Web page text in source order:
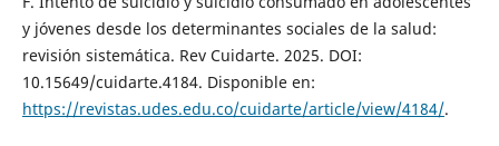
y jóvenes desde los determinantes sociales de la salud:
revisión sistemática. Rev Cuidarte. 2025. DOI:
10.15649/cuidarte.4184. Disponible en:
https://revistas.udes.edu.co/cuidarte/article/view/4184/.